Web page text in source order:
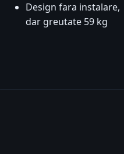
Design fara instalare,
dar greutate 59 kg